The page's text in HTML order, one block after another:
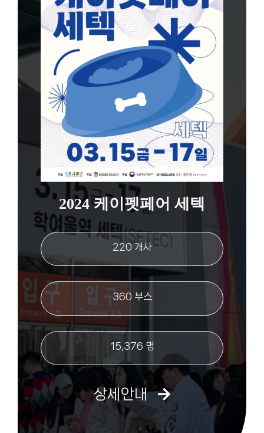
2024 케이펫페어 세텍
220 개사
360 부스
15,376 명
상세안내